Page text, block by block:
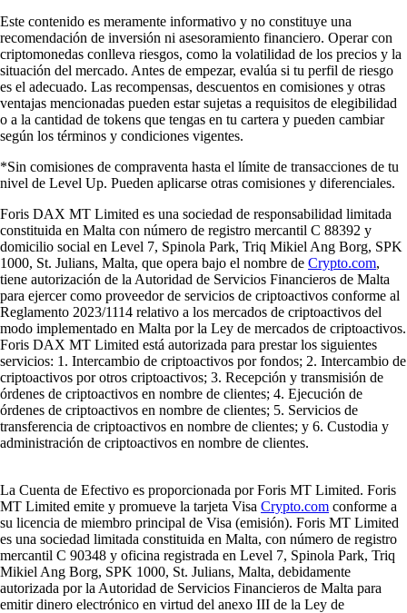
Este contenido es meramente informativo y no constituye una
recomendación de inversión ni asesoramiento financiero. Operar con
criptomonedas conlleva riesgos, como la volatilidad de los precios y la
situación del mercado. Antes de empezar, evalúa si tu perfil de riesgo
es el adecuado. Las recompensas, descuentos en comisiones y otras
ventajas mencionadas pueden estar sujetas a requisitos de elegibilidad
o a la cantidad de tokens que tengas en tu cartera y pueden cambiar
según los términos y condiciones vigentes.
*Sin comisiones de compraventa hasta el límite de transacciones de tu
nivel de Level Up. Pueden aplicarse otras comisiones y diferenciales.
Foris DAX MT Limited es una sociedad de responsabilidad limitada
constituida en Malta con número de registro mercantil C 88392 y
domicilio social en Level 7, Spinola Park, Triq Mikiel Ang Borg, SPK
1000, St. Julians, Malta, que opera bajo el nombre de Crypto.com,
tiene autorización de la Autoridad de Servicios Financieros de Malta
para ejercer como proveedor de servicios de criptoactivos conforme al
Reglamento 2023/1114 relativo a los mercados de criptoactivos del
modo implementado en Malta por la Ley de mercados de criptoactivos.
Foris DAX MT Limited está autorizada para prestar los siguientes
servicios: 1. Intercambio de criptoactivos por fondos; 2. Intercambio de
criptoactivos por otros criptoactivos; 3. Recepción y transmisión de
órdenes de criptoactivos en nombre de clientes; 4. Ejecución de
órdenes de criptoactivos en nombre de clientes; 5. Servicios de
transferencia de criptoactivos en nombre de clientes; y 6. Custodia y
administración de criptoactivos en nombre de clientes.
La Cuenta de Efectivo es proporcionada por Foris MT Limited. Foris
MT Limited emite y promueve la tarjeta Visa Crypto.com conforme a
su licencia de miembro principal de Visa (emisión). Foris MT Limited
es una sociedad limitada constituida en Malta, con número de registro
mercantil C 90348 y oficina registrada en Level 7, Spinola Park, Triq
Mikiel Ang Borg, SPK 1000, St. Julians, Malta, debidamente
autorizada por la Autoridad de Servicios Financieros de Malta para
emitir dinero electrónico en virtud del anexo III de la Ley de